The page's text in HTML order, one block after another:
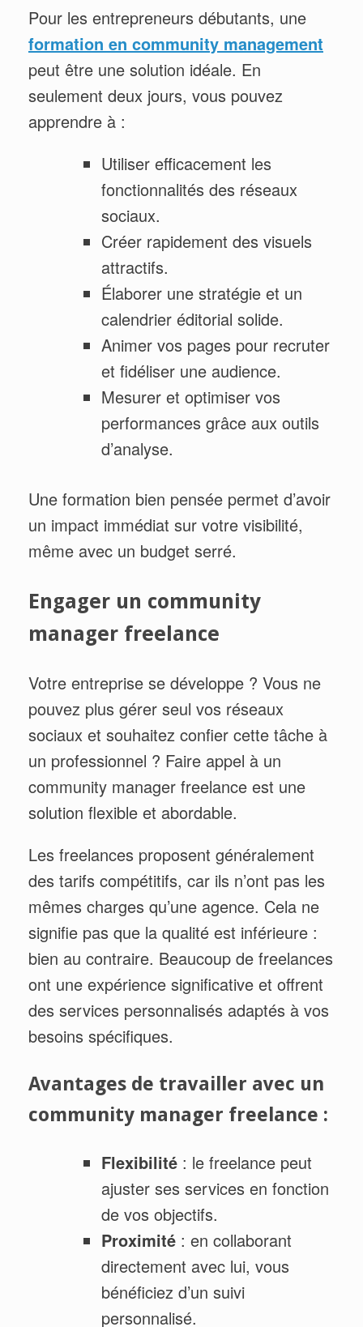
Pour les entrepreneurs débutants, une
formation en community management
peut être une solution idéale. En
seulement deux jours, vous pouvez
apprendre à :
Utiliser efficacement les
fonctionnalités des réseaux
sociaux.
Créer rapidement des visuels
attractifs.
Élaborer une stratégie et un
calendrier éditorial solide.
Animer vos pages pour recruter
et fidéliser une audience.
Mesurer et optimiser vos
performances grâce aux outils
d’analyse.
Une formation bien pensée permet d’avoir
un impact immédiat sur votre visibilité,
même avec un budget serré.
Engager un community
manager freelance
Votre entreprise se développe ? Vous ne
pouvez plus gérer seul vos réseaux
sociaux et souhaitez confier cette tâche à
un professionnel ? Faire appel à un
community manager freelance est une
solution flexible et abordable.
Les freelances proposent généralement
des tarifs compétitifs, car ils n’ont pas les
mêmes charges qu’une agence. Cela ne
signifie pas que la qualité est inférieure :
bien au contraire. Beaucoup de freelances
ont une expérience significative et offrent
des services personnalisés adaptés à vos
besoins spécifiques.
Avantages de travailler avec un
community manager freelance :
Flexibilité : le freelance peut
ajuster ses services en fonction
de vos objectifs.
Proximité : en collaborant
directement avec lui, vous
bénéficiez d’un suivi
personnalisé.